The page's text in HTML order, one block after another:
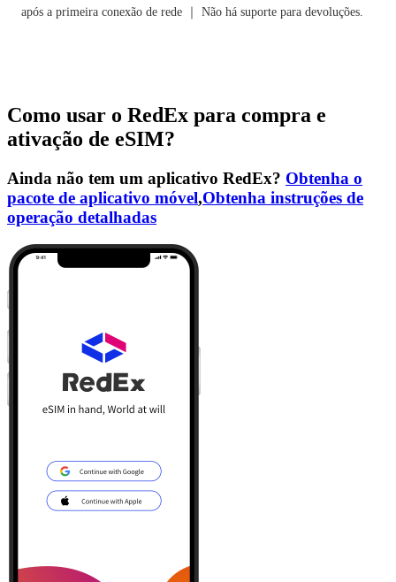
após a primeira conexão de rede ｜ Não há suporte para devoluções.
Como usar o RedEx para compra e
ativação de eSIM?
Ainda não tem um aplicativo RedEx? Obtenha o
pacote de aplicativo móvel,Obtenha instruções de
operação detalhadas